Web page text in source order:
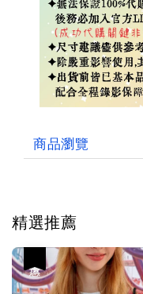
商品瀏覽
精選推薦